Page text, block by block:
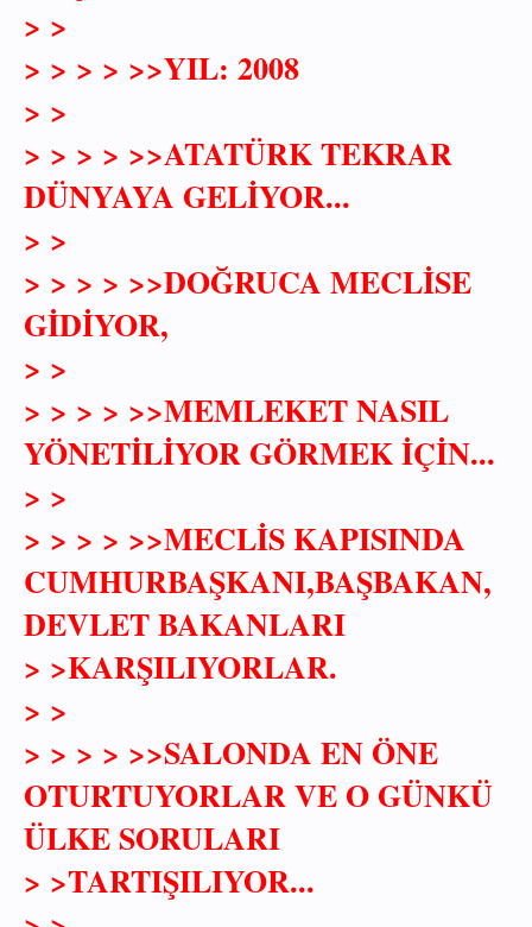
> >
> > > > >>YIL: 2008
> >
> > > > >>ATATÜRK TEKRAR
DÜNYAYA GELİYOR...
> >
> > > > >>DOĞRUCA MECLİSE
GİDİYOR,
> >
> > > > >>MEMLEKET NASIL
YÖNETİLİYOR GÖRMEK İÇİN...
> >
> > > > >>MECLİS KAPISINDA
CUMHURBAŞKANI,BAŞBAKAN,
DEVLET BAKANLARI
> >KARŞILIYORLAR.
> >
> > > > >>SALONDA EN ÖNE
OTURTUYORLAR VE O GÜNKÜ
ÜLKE SORULARI
> >TARTIŞILIYOR...